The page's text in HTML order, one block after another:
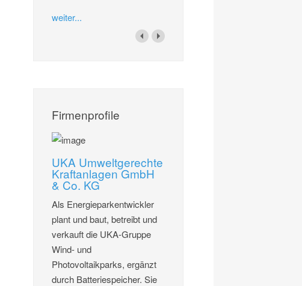
weiter...
Firmenprofile
UKA Umweltgerechte
Kraftanlagen GmbH
& Co. KG
Als Energieparkentwickler
plant und baut, betreibt und
verkauft die UKA-Gruppe
Wind- und
Photovoltaikparks, ergänzt
durch Batteriespeicher. Sie